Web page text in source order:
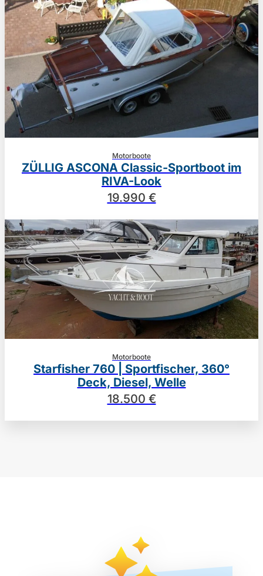
Motorboote
ZÜLLIG ASCONA Classic-Sportboot im
RIVA-Look
19.990 €
Motorboote
Starfisher 760 | Sportfischer, 360°
Deck, Diesel, Welle
18.500 €